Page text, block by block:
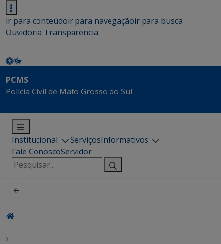
ir para conteúdoir para navegaçãoir para busca
Ouvidoria Transparência
PCMS
Polícia Civil de Mato Grosso do Sul
Institucional ServiçosInformativos
Fale ConoscoServidor
Pesquisar
por: